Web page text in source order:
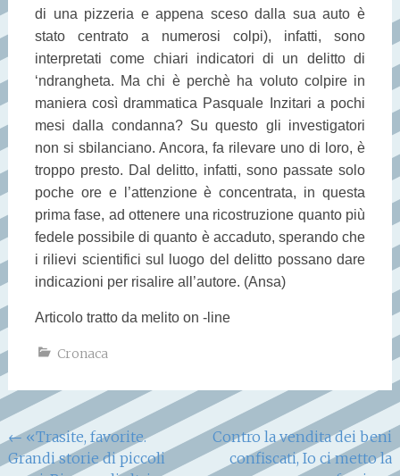
di una pizzeria e appena sceso dalla sua auto è
stato centrato a numerosi colpi), infatti, sono
interpretati come chiari indicatori di un delitto di
‘ndrangheta. Ma chi è perchè ha voluto colpire in
maniera così drammatica Pasquale Inzitari a pochi
mesi dalla condanna? Su questo gli investigatori
non si sbilanciano. Ancora, fa rilevare uno di loro, è
troppo presto. Dal delitto, infatti, sono passate solo
poche ore e l’attenzione è concentrata, in questa
prima fase, ad ottenere una ricostruzione quanto più
fedele possibile di quanto è accaduto, sperando che
i rilievi scientifici sul luogo del delitto possano dare
indicazioni per risalire all’autore. (Ansa)
Articolo tratto da melito on -line
Cronaca
Navigazione
articoli
←«Trasite, favorite.
Grandi storie di piccoli
Contro la vendita dei beni
confiscati, Io ci metto la